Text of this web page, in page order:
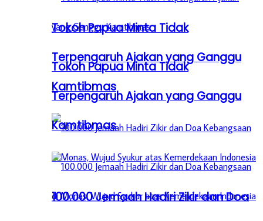
Tokoh Papua Minta Tidak
Terpengaruh Ajakan yang Ganggu
Kamtibmas
100.000 Jemaah Hadiri Zikir dan Doa
Tokoh Papua Minta Tidak
Terpengaruh Ajakan yang Ganggu
Kamtibmas